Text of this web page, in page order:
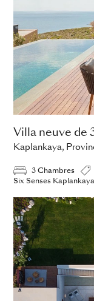
Villa neuve de
Kaplankaya,
3 Chambres
Six Senses